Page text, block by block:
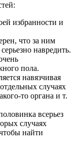
избранности и
что за ним
навредить.
пола.
навязчивая
случаях
то органа и т.
всерьез
случаях
найти